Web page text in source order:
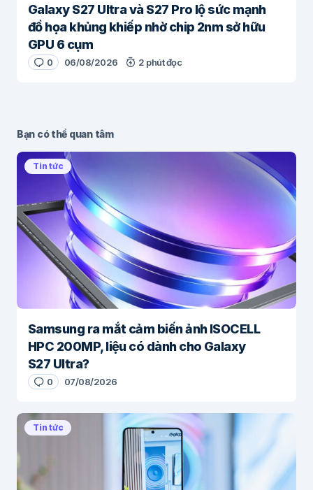
Galaxy S27 Ultra và S27 Pro lộ sức mạnh
đồ họa khủng khiếp nhờ chip 2nm sở hữu
GPU 6 cụm
0 06/08/2026 2 phút đọc
Bạn có thể quan tâm
Tin tức
Samsung ra mắt cảm biến ảnh ISOCELL
HPC 200MP, liệu có dành cho Galaxy
S27 Ultra?
0 07/08/2026
Tin tức